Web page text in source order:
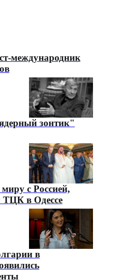
международник
зонтик"
с Россией,
ТЦК в Одессе
в